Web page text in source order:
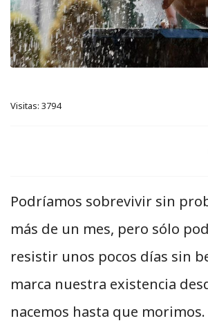
Visitas: 3794
Podríamos sobrevivir sin
más de un mes, pero sólo
resistir unos pocos días sin
marca nuestra existencia
nacemos hasta que